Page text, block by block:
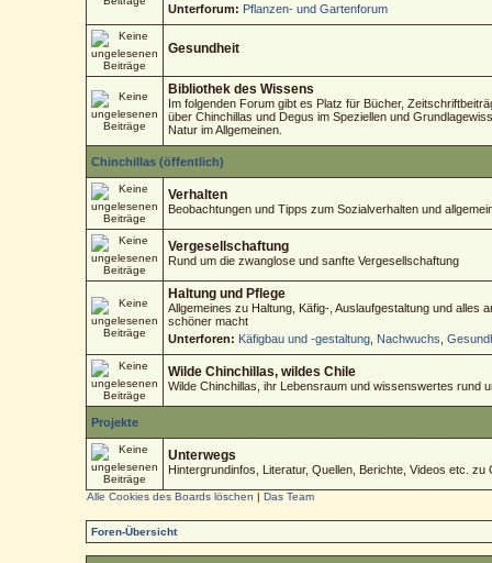
Unterforum: Pflanzen- und Gartenforum
Gesundheit
Bibliothek des Wissens
Im folgenden Forum gibt es Platz für Bücher,
über Chinchillas und Degus im Speziellen und
Natur im Allgemeinen.
Chinchillas (öffentlich)
Verhalten
Beobachtungen und Tipps zum Sozialverhalten und
Vergesellschaftung
Rund um die zwanglose und sanfte Vergesellschaftung
Haltung und Pflege
Allgemeines zu Haltung, Käfig-, Auslaufgestaltung und alles
schöner macht
Unterforen: Käfigbau und -gestaltung Nachwuchs ,
Wilde Chinchillas, wildes Chile
Wilde Chinchillas, ihr Lebensraum und wissenswertes rund
Projekte
Unterwegs
Hintergrundinfos, Literatur, Quellen, Berichte, Videos etc. zu
Alle Cookies des Boards löschen |Das Team
Foren-Übersicht